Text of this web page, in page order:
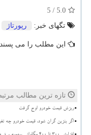
5.0
/ 5
تگهای خبر:
رپورتاژ
این مطلب را می
تازه ترین مطالب
ریزش قیمت خودرو اوج گرفت
اگر بنزین گران شود، قیمت خودرو چه